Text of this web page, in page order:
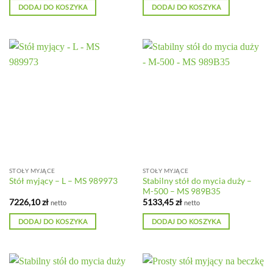
DODAJ DO KOSZYKA DODAJ DO KOSZYKA
STOŁY MYJĄCE
Stół myjący – L – MS 989973
7226,10zł netto
DODAJ DO KOSZYKA
STOŁY MYJĄCE
Stabilny stół do mycia duży –
M-500 – MS 989B35
5133,45zł netto
DODAJ DO KOSZYKA